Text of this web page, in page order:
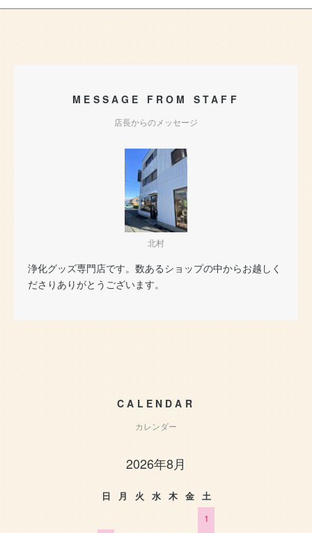
MESSAGE FROM STAFF
店長からのメッセージ
北村
浄化グッズ専門店です。数あるショップの中からお越しく
ださりありがとうございます。
CALENDAR
カレンダー
2026年8月
日 月 火 水 木 金
土
1